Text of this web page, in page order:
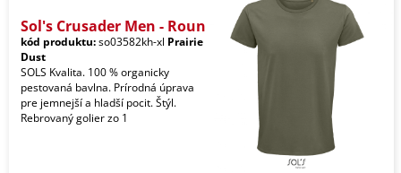
Sol's Crusader Men - Roun
kód produktu:so03582kh-xl Prairie
Dust
SOLS Kvalita. 100 % organicky
pestovaná bavlna. Prírodná úprava
pre jemnejší a hladší pocit. Štýl.
Rebrovaný golier zo 1